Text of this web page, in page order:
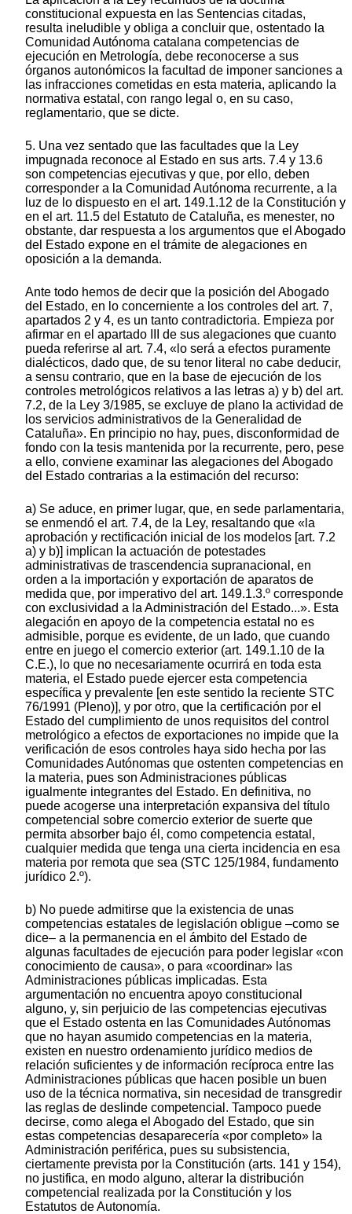
constitucional expuesta en las Sentencias citadas,
resulta ineludible y obliga a concluir que, ostentado la
Comunidad Autónoma catalana competencias de
ejecución en Metrología, debe reconocerse a sus
órganos autonómicos la facultad de imponer sanciones a
las infracciones cometidas en esta materia, aplicando la
normativa estatal, con rango legal o, en su caso,
reglamentario, que se dicte.
5. Una vez sentado que las facultades que la Ley
impugnada reconoce al Estado en sus arts. 7.4 y 13.6
son competencias ejecutivas y que, por ello, deben
corresponder a la Comunidad Autónoma recurrente, a la
luz de lo dispuesto en el art. 149.1.12 de la Constitución y
en el art. 11.5 del Estatuto de Cataluña, es menester, no
obstante, dar respuesta a los argumentos que el Abogado
del Estado expone en el trámite de alegaciones en
oposición a la demanda.
Ante todo hemos de decir que la posición del Abogado
del Estado, en lo concerniente a los controles del art. 7,
apartados 2 y 4, es un tanto contradictoria. Empieza por
afirmar en el apartado III de sus alegaciones que cuanto
pueda referirse al art. 7.4, «lo será a efectos puramente
dialécticos, dado que, de su tenor literal no cabe deducir,
a sensu contrario, que en la base de ejecución de los
controles metrológicos relativos a las letras a) y b) del art.
7.2, de la Ley 3/1985, se excluye de plano la actividad de
los servicios administrativos de la Generalidad de
Cataluña». En principio no hay, pues, disconformidad de
fondo con la tesis mantenida por la recurrente, pero, pese
a ello, conviene examinar las alegaciones del Abogado
del Estado contrarias a la estimación del recurso:
a) Se aduce, en primer lugar, que, en sede parlamentaria,
se enmendó el art. 7.4, de la Ley, resaltando que «la
aprobación y rectificación inicial de los modelos [art. 7.2
a) y b)] implican la actuación de potestades
administrativas de trascendencia supranacional, en
orden a la importación y exportación de aparatos de
medida que, por imperativo del art. 149.1.3.º corresponde
con exclusividad a la Administración del Estado...». Esta
alegación en apoyo de la competencia estatal no es
admisible, porque es evidente, de un lado, que cuando
entre en juego el comercio exterior (art. 149.1.10 de la
C.E.), lo que no necesariamente ocurrirá en toda esta
materia, el Estado puede ejercer esta competencia
específica y prevalente [en este sentido la reciente STC
76/1991 (Pleno)], y por otro, que la certificación por el
Estado del cumplimiento de unos requisitos del control
metrológico a efectos de exportaciones no impide que la
verificación de esos controles haya sido hecha por las
Comunidades Autónomas que ostenten competencias en
la materia, pues son Administraciones públicas
igualmente integrantes del Estado. En definitiva, no
puede acogerse una interpretación expansiva del título
competencial sobre comercio exterior de suerte que
permita absorber bajo él, como competencia estatal,
cualquier medida que tenga una cierta incidencia en esa
materia por remota que sea (STC 125/1984, fundamento
jurídico 2.º).
b) No puede admitirse que la existencia de unas
competencias estatales de legislación obligue –como se
dice– a la permanencia en el ámbito del Estado de
algunas facultades de ejecución para poder legislar «con
conocimiento de causa», o para «coordinar» las
Administraciones públicas implicadas. Esta
argumentación no encuentra apoyo constitucional
alguno, y, sin perjuicio de las competencias ejecutivas
que el Estado ostenta en las Comunidades Autónomas
que no hayan asumido competencias en la materia,
existen en nuestro ordenamiento jurídico medios de
relación suficientes y de información recíproca entre las
Administraciones públicas que hacen posible un buen
uso de la técnica normativa, sin necesidad de transgredir
las reglas de deslinde competencial. Tampoco puede
decirse, como alega el Abogado del Estado, que sin
estas competencias desaparecería «por completo» la
Administración periférica, pues su subsistencia,
ciertamente prevista por la Constitución (arts. 141 y 154),
no justifica, en modo alguno, alterar la distribución
competencial realizada por la Constitución y los
Estatutos de Autonomía.